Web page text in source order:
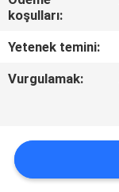
koşulları:
Yetenek temini:
Vurgulamak: